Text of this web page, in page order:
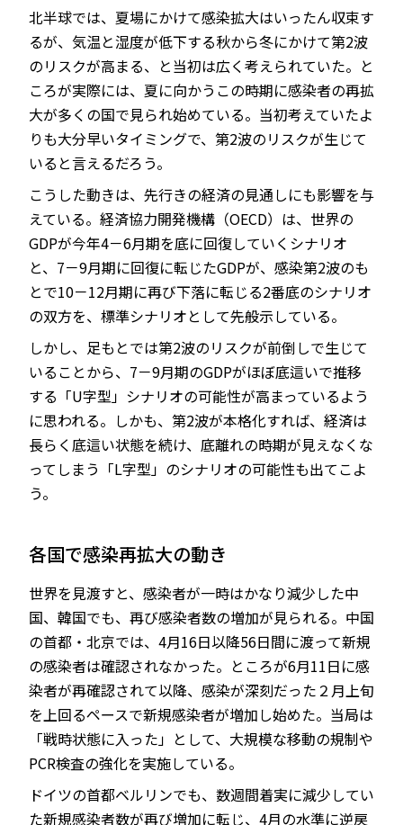
北半球では、夏場にかけて感染拡大はいったん収束す
るが、気温と湿度が低下する秋から冬にかけて第2波
のリスクが高まる、と当初は広く考えられていた。と
ころが実際には、夏に向かうこの時期に感染者の再拡
大が多くの国で見られ始めている。当初考えていたよ
りも大分早いタイミングで、第2波のリスクが生じて
いると言えるだろう。
こうした動きは、先行きの経済の見通しにも影響を与
えている。経済協力開発機構（OECD）は、世界の
GDPが今年4－6月期を底に回復していくシナリオ
と、7－9月期に回復に転じたGDPが、感染第2波のも
とで10－12月期に再び下落に転じる2番底のシナリオ
の双方を、標準シナリオとして先般示している。
しかし、足もとでは第2波のリスクが前倒しで生じて
いることから、7－9月期のGDPがほぼ底這いで推移
する「U字型」シナリオの可能性が高まっているよう
に思われる。しかも、第2波が本格化すれば、経済は
長らく底這い状態を続け、底離れの時期が見えなくな
ってしまう「L字型」のシナリオの可能性も出てこよ
う。
各国で感染再拡大の動き
世界を見渡すと、感染者が一時はかなり減少した中
国、韓国でも、再び感染者数の増加が見られる。中国
の首都・北京では、4月16日以降56日間に渡って新規
の感染者は確認されなかった。ところが6月11日に感
染者が再確認されて以降、感染が深刻だった２月上旬
を上回るペースで新規感染者が増加し始めた。当局は
「戦時状態に入った」として、大規模な移動の規制や
PCR検査の強化を実施している。
ドイツの首都ベルリンでも、数週間着実に減少してい
た新規感染者数が再び増加に転じ、4月の水準に逆戻